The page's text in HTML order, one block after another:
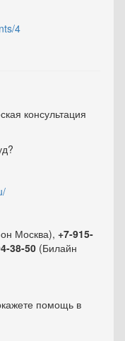
4
консультация
Москва), +7-915-
38-50 (Билайн
помощь в